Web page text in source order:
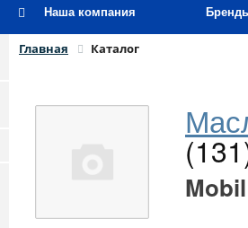
Наша компания
Главная Каталог
Mobil